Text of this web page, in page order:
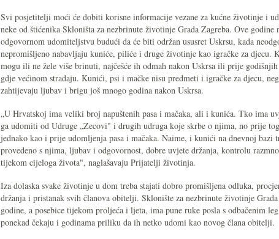
Svi posjetitelji moći će dobiti korisne informacije vezane za kućne životinje i
neke od štićenika Skloništa za nezbrinute životinje Grada Zagreba. Ove godine
odgovornom udomiteljstvu budući da će biti održan ususret Uskrsu, kada
nepromišljeno nabavljaju kuniće, piliće i druge životinje kao igračke za djecu.
mogu ili ne žele više brinuti, najčešće ih odmah nakon Uskrsa ili prije
gdje većinom stradaju. Kunići, psi i mačke nisu predmeti i igračke za djecu,
zahtijevaju ljubav i brigu još mnogo godina nakon Uskrsa.
„U Hrvatskoj ima veliki broj napuštenih pasa i mačaka, ali i kunića. Tko ima
ga udomiti od Udruge „Zecovi" i drugih udruga koje skrbe o njima, no prije
jednako kao i prije udomljenja pasa i mačaka. Naime, i kunići na dnevnoj bazi
provedeno s njima, ljubav i odgovornost, dobre uvjete držanja, kontrolu
tijekom cijeloga života", naglašavaju Prijatelji životinja.
Iza dolaska svake životinje u dom treba stajati dobro promišljena odluka,
držanja i pristanak svih članova obitelji. Sklonište za nezbrinute životinje
godine, a posebice tijekom proljeća i ljeta, ima pune ruke posla s odbačenim
ponekad čekaju i godinama priliku da ih netko udomi kao novog člana obitelji.